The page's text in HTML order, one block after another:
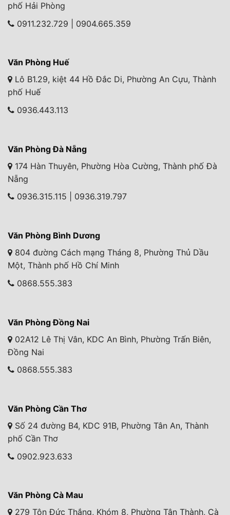
phố Hải Phòng
0911.232.729 | 0904.665.359
Văn Phòng Huế
Lô B1.29, kiệt 44 Hồ Đắc Di, Phường An Cựu, Thành
phố Huế
0936.443.113
Văn Phòng Đà Nẵng
174 Hàn Thuyên, Phường Hòa Cường, Thành phố Đà
Nẵng
0936.315.115 | 0936.319.797
Văn Phòng Bình Dương
804 đường Cách mạng Tháng 8, Phường Thủ Dầu
Một, Thành phố Hồ Chí Minh
0868.555.383
Văn Phòng Đồng Nai
02A12 Lê Thị Vân, KDC An Bình, Phường Trấn Biên,
Đồng Nai
0868.555.383
Văn Phòng Cần Thơ
Số 24 đường B4, KDC 91B, Phường Tân An, Thành
phố Cần Thơ
0902.923.633
Văn Phòng Cà Mau
279 Tôn Đức Thắng, Khóm 8, Phường Tân Thành, Cà